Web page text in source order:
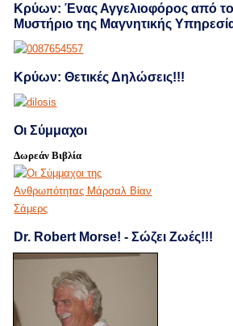
Κρύων: Ένας Αγγελιοφόρος από
Μυστήριο της Μαγνητικής
Κρύων: Θετικές Δηλώσεις!!!
Οι Σύμμαχοι
Δωρεάν Βιβλία
Dr. Robert Morse! - Σώζει Ζωές!!!